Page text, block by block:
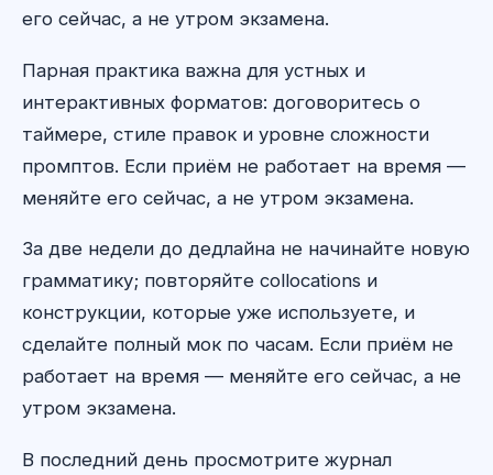
его сейчас, а не утром экзамена.
Парная практика важна для устных и
интерактивных форматов: договоритесь о
таймере, стиле правок и уровне сложности
промптов. Если приём не работает на время —
меняйте его сейчас, а не утром экзамена.
За две недели до дедлайна не начинайте новую
грамматику; повторяйте collocations и
конструкции, которые уже используете, и
сделайте полный мок по часам. Если приём не
работает на время — меняйте его сейчас, а не
утром экзамена.
В последний день просмотрите журнал